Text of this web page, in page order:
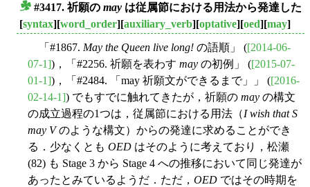
#3417. 祈願の may は従属節における用法から発達した
[syntax][word_order][auxiliary_verb][optative][oed][may]
「#1867. May the Queen live long! の語順」 ([2014-06-
07-1])，「#2256. 祈願を表わす may の初例」 ([2015-07-
01-1])，「#2484. 「may 祈願文ができるまで」」 ([2016-
02-14-1]) でもすでに触れてきたが，祈願の may の構文
の成立過程の1つは，従属節における用法（I wish that S
may Vのような構文）からの発達に求めることができ
る．少なくとも OED はそのように考えており，松瀬
(82) も Stage 3 から Stage 4 への推移において同じ発達が
あったとみているようだ．ただ， OED ではその時期を